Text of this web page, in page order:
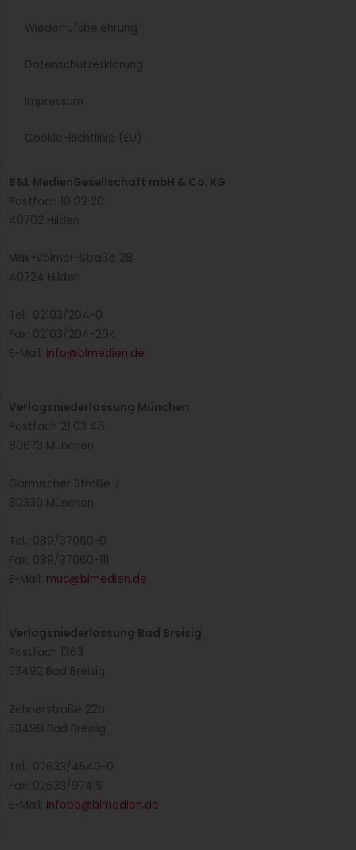
Wiederrufsbelehrung
Datenschutzerklärung
Impressum
Cookie-Richtlinie (EU)
B&L MedienGesellschaft mbH & Co. KG
Postfach 10 02 20
40702 Hilden
Max-Volmer-Straße 28
40724 Hilden
Tel.: 02103/204-0
Fax: 02103/204-204
E-Mail: info@blmedien.de
Verlagsniederlassung München
Postfach 21 03 46
80673 München
Garmischer Straße 7
80339 München
Tel.: 089/37060-0
Fax: 089/37060-111
E-Mail: muc@blmedien.de
Verlagsniederlassung Bad Breisig
Postfach 1363
53492 Bad Breisig
Zehnerstraße 22b
53498 Bad Breisig
Tel.: 02633/4540-0
Fax: 02633/97415
E-Mail: infobb@blmedien.de